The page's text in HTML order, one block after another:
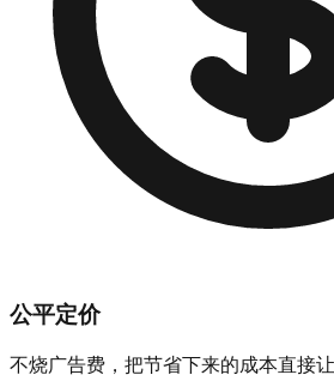
公平定价
不烧广告费，把节省下来的成本直接让